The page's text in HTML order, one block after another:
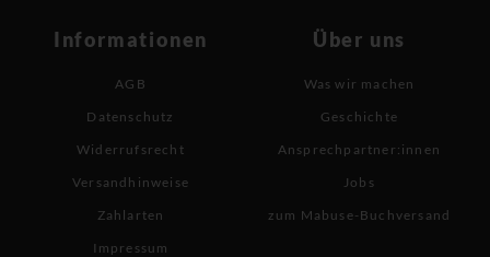
Informationen
AGB
Datenschutz
Widerrufsrecht
Versandhinweise
Zahlarten
Impressum
Über uns
Was wir machen
Geschichte
Ansprechpartner:innen
Jobs
zum Mabuse-Buchversand